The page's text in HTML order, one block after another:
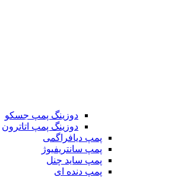
دوزینگ پمپ جسکو
دوزینگ پمپ اتاترون
پمپ دیافراگمی
پمپ سانتریفیوژ
پمپ ساید چنل
پمپ دنده ای